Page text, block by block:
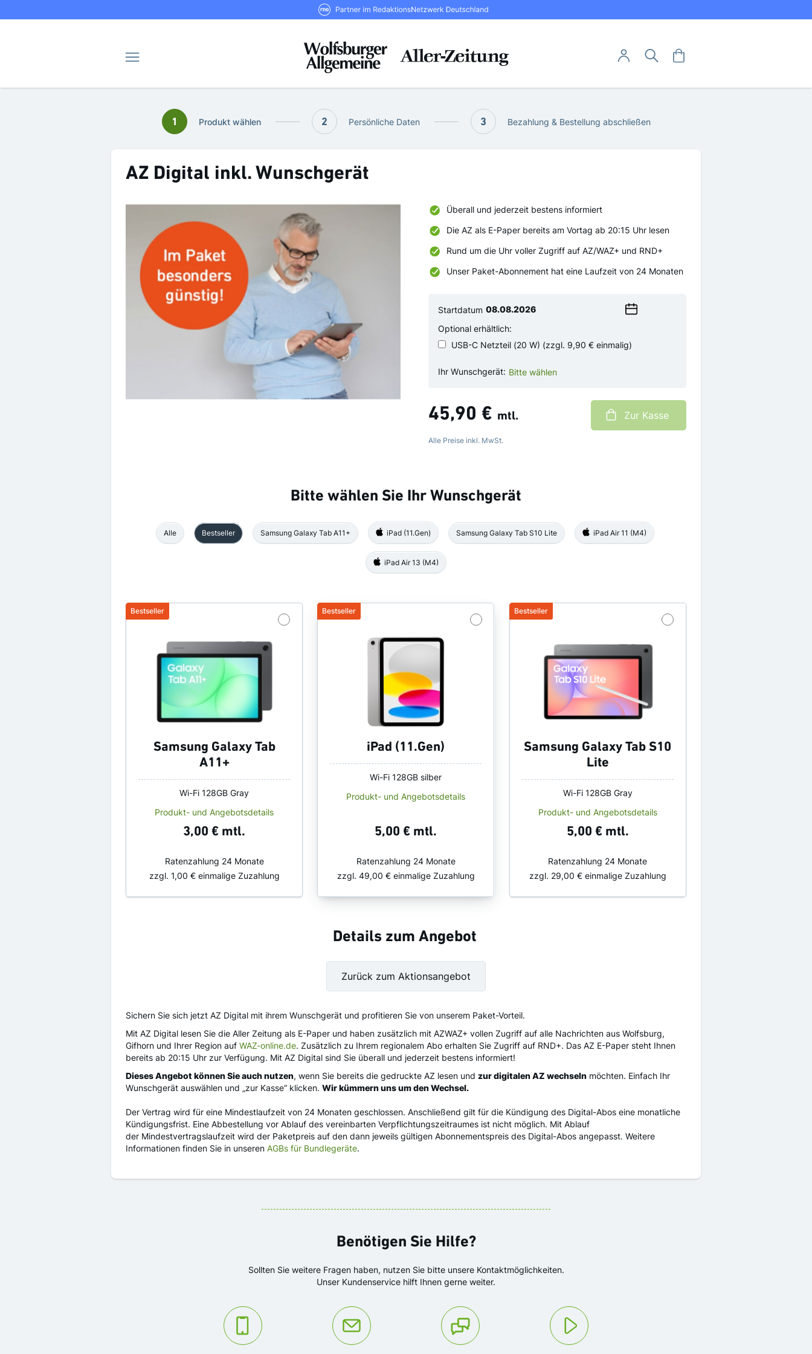
zum
RND Partner im RedaktionsNetzwerk Deutschland
Navigation
User-Menü
Abo hier kündigen
1 Produkt wählen 2 Persönliche Daten 3 Bezahlung & Bestellung abschließen
AZ Digital inkl. Wunschgerät
Überall und jederzeit bestens informiert
Die AZ als E-Paper bereits am Vortag ab 20:15 Uhr lesen
Rund um die Uhr voller Zugriff auf AZ/WAZ+ und RND+
Unser Paket-Abonnement hat eine Laufzeit von 24 Monaten
Startdatum
ein
Optional erhältlich:
USB-C Netzteil (20 W) (zzgl. 9,90 € einmalig)
Ihr Wunschgerät: Bitte wählen
mtl.
45,90 € Zur Kasse
Alle Preise inkl. MwSt.
Bitte wählen Sie Ihr Wunschgerät
Alle
Alle
Bestseller
Bestseller
Samsung Galaxy Tab A11+
Samsung Galaxy Tab A11+
iPad (11.Gen)
iPad (11.Gen)
Samsung Galaxy Tab S10 Lite
Samsung Galaxy Tab S10 Lite
iPad Air 11 (M4)
iPad Air 13 (M4)
Samsung Galaxy Tab
A11+
Wi-Fi 128GB Gray
Produkt- und Angebotsdetails
3,00 € mtl.
Ratenzahlung 24 Monate
zzgl. 1,00 €einmalige Zuzahlung
iPad (11.Gen)
Wi-Fi 128GB silber
Produkt- und Angebotsdetails
5,00 € mtl.
Ratenzahlung 24 Monate
zzgl. 49,00 €einmalige Zuzahlung
Samsung Galaxy Tab S10
Lite
Wi-Fi 128GB Gray
Produkt- und Angebotsdetails
5,00 €mtl.
Ratenzahlung 24 Monate
zzgl. 29,00 €einmalige Zuzahlung
Details zum Angebot
Zurück zum Aktionsangebot
Sichern Sie sich jetzt AZ Digital mit ihrem Wunschgerät und profitieren Sie von unserem Paket-Vorteil.
Mit AZ Digital lesen Sie die Aller Zeitung als E-Paper und haben zusätzlich mit AZWAZ+ vollen Zugriff auf alle Nachrichten aus Wolfsburg,
Gifhorn und Ihrer Region auf WAZ-online.de. Zusätzlich zu Ihrem regionalem Abo erhalten Sie Zugriff auf RND+. Das AZ E-Paper steht Ihnen
bereits ab 20:15 Uhr zur Verfügung. Mit AZ Digital sind Sie überall und jederzeit bestens informiert!
Dieses Angebot können Sie auch nutzen, wenn Sie bereits die gedruckte AZ lesen und zur digitalen AZ wechseln möchten. Einfach Ihr
Wunschgerät auswählen und „zur Kasse“ klicken. Wir kümmern uns um den Wechsel.
Der Vertrag wird für eine Mindestlaufzeit von 24 Monaten geschlossen. Anschließend gilt für die Kündigung des Digital-Abos eine monatliche
Kündigungsfrist. Eine Abbestellung vor Ablauf des vereinbarten Verpflichtungszeitraumes ist nicht möglich. Mit Ablauf
der Mindestvertragslaufzeit wird der Paketpreis auf den dann jeweils gültigen Abonnementspreis des Digital-Abos angepasst. Weitere
Informationen finden Sie in unseren AGBs für Bundlegeräte.
Benötigen Sie Hilfe?
Sollten Sie weitere Fragen haben, nutzen Sie bitte unsere Kontaktmöglichkeiten.
Unser Kundenservice hilft Ihnen gerne weiter.